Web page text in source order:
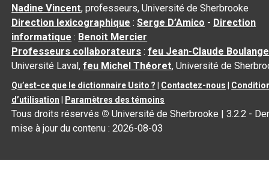
Nadine Vincent, professeurs, Université de Sherbrooke
Direction lexicographique :Serge D’Amico - Direction
informatique : Benoit Mercier
Professeurs collaborateurs :feu Jean-Claude
Université Laval,feu Michel Théoret, Université de
Qu’est-ce que le dictionnaire Usito ? Contactez-nous
d’utilisation
Paramètres des témoins
Tous droits réservés © Université de Sherbrooke |3.2.2 -
mise à jour du contenu :2026-08-03